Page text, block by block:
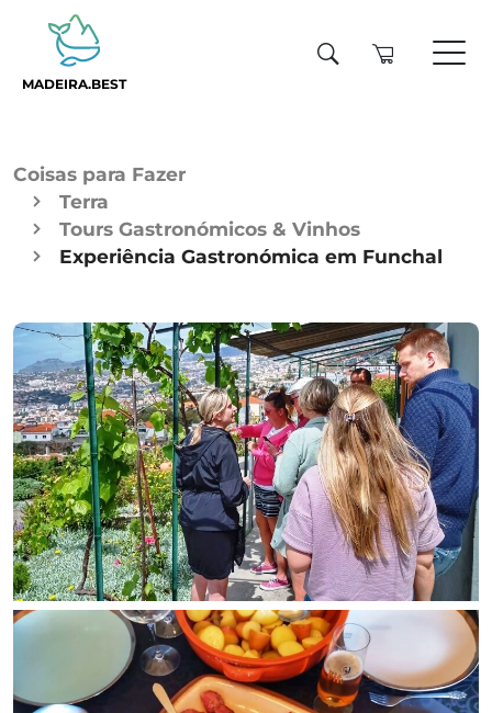
MADEIRA.BEST
Coisas para Fazer
Terra
Tours Gastronómicos & Vinhos
Experiência Gastronómica em Funchal